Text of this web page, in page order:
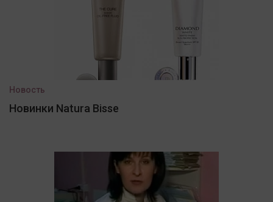
Новость
Новинки Natura Bisse